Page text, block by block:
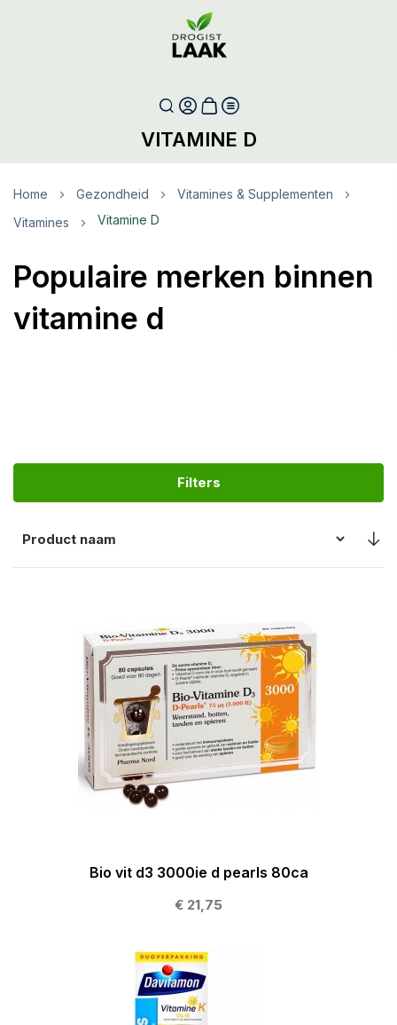
VITAMINE D
Home Gezondheid
Vitamines & Supplementen
Vitamines
Vitamine D
Populaire merken binnen
vitamine d
Filters
Bio vit d3 3000ie d pearls 80ca
€ 21,75